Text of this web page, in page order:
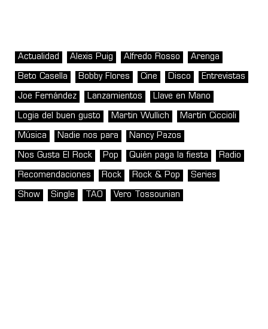
Actualidad Alexis Puig Alfredo Rosso Arenga
Beto Casella Bobby Flores Cine Disco Entrevistas
Joe Fernández Lanzamientos Llave en Mano
Logia del buen gusto Martin Wullich Martín Ciccioli
Música Nadie nos para Nancy Pazos
Nos Gusta El Rock Pop Quién paga la fiesta Radio
Recomendaciones Rock Rock & Pop Series
Show Single TAO Vero Tossounian